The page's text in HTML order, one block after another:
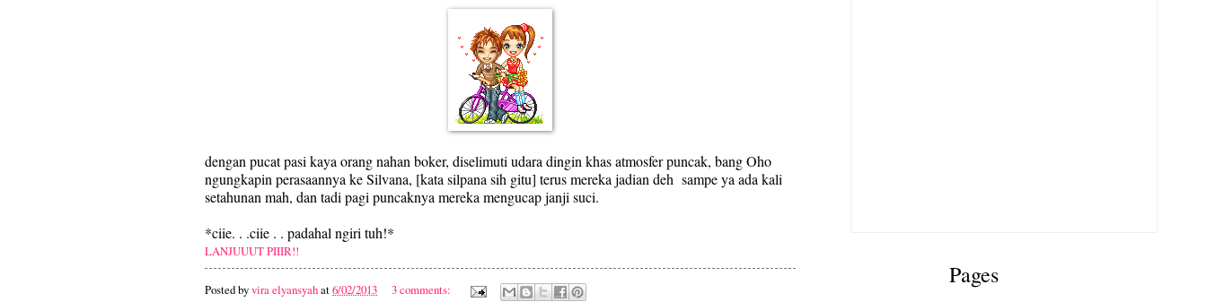
dengan pucat pasi kaya orang nahan boker, diselimuti udara dingin khas atmosfer puncak, bang Oho
ngungkapin perasaannya ke Silvana, [kata silpana sih gitu] terus mereka jadian deh sampe ya ada kali
setahunan mah, dan tadi pagi puncaknya mereka mengucap janji suci.
*ciie. . .ciie . . padahal ngiri tuh!*
LANJUUUT PIIIR!!
Posted byvira elyansyahat6/02/2013 3 comments:
Pages